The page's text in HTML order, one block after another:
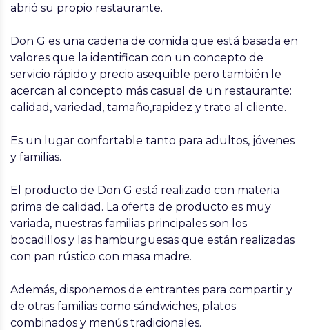
abrió su propio restaurante.
Don G es una cadena de comida que está basada en
valores que la identifican con un concepto de
servicio rápido y precio asequible pero también le
acercan al concepto más casual de un restaurante:
calidad, variedad, tamaño,rapidez y trato al cliente.
Es un lugar confortable tanto para adultos, jóvenes
y familias.
El producto de Don G está realizado con materia
prima de calidad. La oferta de producto es muy
variada, nuestras familias principales son los
bocadillos y las hamburguesas que están realizadas
con pan rústico con masa madre.
Además, disponemos de entrantes para compartir y
de otras familias como sándwiches, platos
combinados y menús tradicionales.